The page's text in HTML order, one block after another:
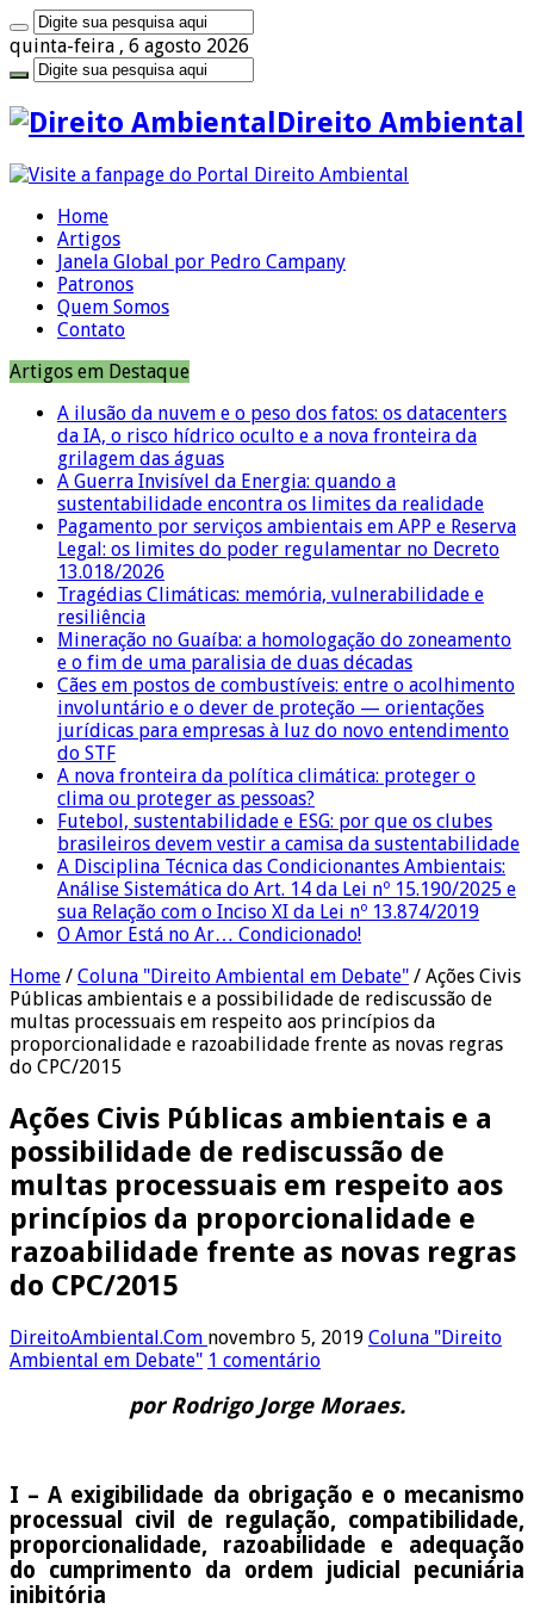
quinta-feira , 6 agosto 2026
Direito Ambiental
Home
Artigos
Janela Global por Pedro Campany
Patronos
Quem Somos
Contato
Artigos em Destaque
A ilusão da nuvem e o peso dos fatos: os datacenters
da IA, o risco hídrico oculto e a nova fronteira da
grilagem das águas
A Guerra Invisível da Energia: quando a
sustentabilidade encontra os limites da realidade
Pagamento por serviços ambientais em APP e Reserva
Legal: os limites do poder regulamentar no Decreto
13.018/2026
Tragédias Climáticas: memória, vulnerabilidade e
resiliência
Mineração no Guaíba: a homologação do zoneamento
e o fim de uma paralisia de duas décadas
Cães em postos de combustíveis: entre o acolhimento
involuntário e o dever de proteção — orientações
jurídicas para empresas à luz do novo entendimento
do STF
A nova fronteira da política climática: proteger o
clima ou proteger as pessoas?
Futebol, sustentabilidade e ESG: por que os clubes
brasileiros devem vestir a camisa da sustentabilidade
A Disciplina Técnica das Condicionantes Ambientais:
Análise Sistemática do Art. 14 da Lei nº 15.190/2025 e
sua Relação com o Inciso XI da Lei nº 13.874/2019
O Amor Está no Ar… Condicionado!
Home / Coluna "Direito Ambiental em Debate" / Ações Civis
Públicas ambientais e a possibilidade de rediscussão de
multas processuais em respeito aos princípios da
proporcionalidade e razoabilidade frente as novas regras
do CPC/2015
Ações Civis Públicas ambientais e a
possibilidade de rediscussão de
multas processuais em respeito aos
princípios da proporcionalidade e
razoabilidade frente as novas regras
do CPC/2015
DireitoAmbiental.Com novembro 5, 2019 Coluna "Direito
Ambiental em Debate" 1 comentário
porRodrigo Jorge Moraes.
I – A exigibilidade da obrigação e o mecanismo
processual civil de regulação, compatibilidade,
proporcionalidade, razoabilidade e adequação
do cumprimento da ordem judicial pecuniária
inibitória